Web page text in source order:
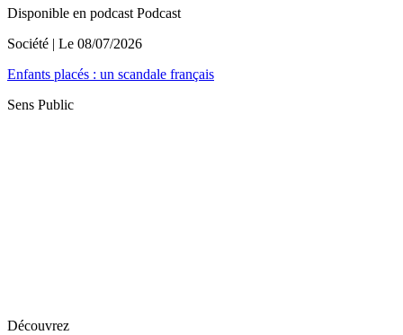
Disponible en podcast Podcast
Société | Le 08/07/2026
Enfants placés : un scandale français
Sens Public
Découvrez